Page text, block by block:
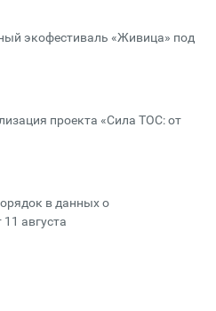
экофестиваль «Живица» под
проекта «Сила ТОС: от
в данных о
августа